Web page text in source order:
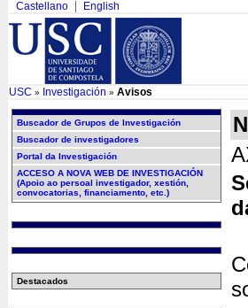
Castellano English
USC » Investigación » Avisos
Buscador de Grupos de Investigación
Buscador de investigadores
Portal da Investigación
ACCESO A NOVA WEB DE INVESTIGACIÓN
(Apoio ao persoal investigador, xestión,
convocatorias, financiamento, etc.)
Destacados